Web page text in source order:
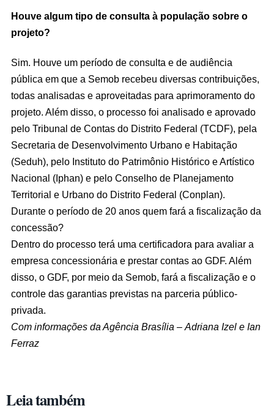
Houve algum tipo de consulta à população sobre o
projeto?
Sim. Houve um período de consulta e de audiência
pública em que a Semob recebeu diversas contribuições,
todas analisadas e aproveitadas para aprimoramento do
projeto. Além disso, o processo foi analisado e aprovado
pelo Tribunal de Contas do Distrito Federal (TCDF), pela
Secretaria de Desenvolvimento Urbano e Habitação
(Seduh), pelo Instituto do Patrimônio Histórico e Artístico
Nacional (Iphan) e pelo Conselho de Planejamento
Territorial e Urbano do Distrito Federal (Conplan).
Durante o período de 20 anos quem fará a fiscalização da
concessão?
Dentro do processo terá uma certificadora para avaliar a
empresa concessionária e prestar contas ao GDF. Além
disso, o GDF, por meio da Semob, fará a fiscalização e o
controle das garantias previstas na parceria público-
privada.
Com informações da Agência Brasília – Adriana Izel e Ian
Ferraz
Leia também